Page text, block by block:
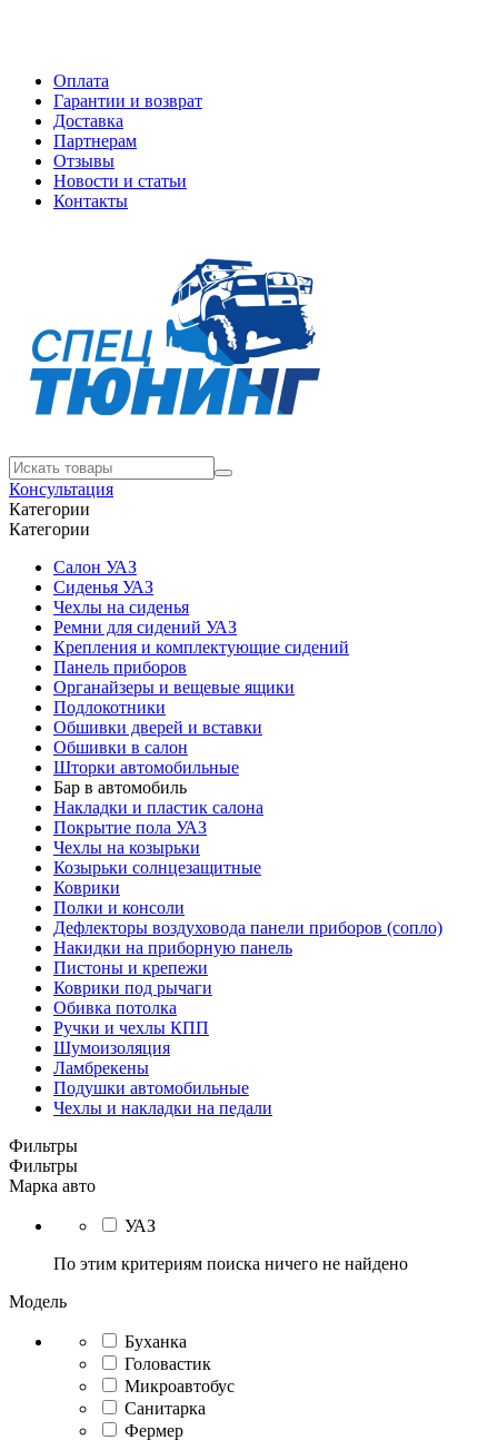
Оплата
Гарантии и возврат
Доставка
Партнерам
Отзывы
Новости и статьи
Контакты
Консультация
Категории
Категории
Салон УАЗ
Сиденья УАЗ
Чехлы на сиденья
Ремни для сидений УАЗ
Крепления и комплектующие сидений
Панель приборов
Органайзеры и вещевые ящики
Подлокотники
Обшивки дверей и вставки
Обшивки в салон
Шторки автомобильные
Бар в автомобиль
Накладки и пластик салона
Покрытие пола УАЗ
Чехлы на козырьки
Козырьки солнцезащитные
Коврики
Полки и консоли
Дефлекторы воздуховода панели приборов (сопло)
Накидки на приборную панель
Пистоны и крепежи
Коврики под рычаги
Обивка потолка
Ручки и чехлы КПП
Шумоизоляция
Ламбрекены
Подушки автомобильные
Чехлы и накладки на педали
Фильтры
Фильтры
Марка авто
УАЗ
По этим критериям поиска ничего не найдено
Модель
Буханка
Головастик
Микроавтобус
Санитарка
Фермер